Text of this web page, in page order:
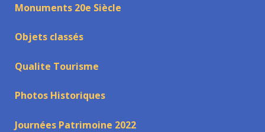
Monuments 20e Siècle
Objets classés
Qualite Tourisme
Photos Historiques
Journées Patrimoine 2022